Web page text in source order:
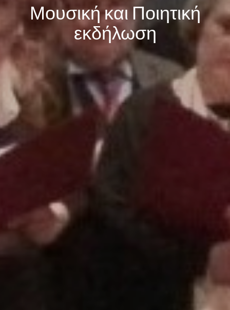
Μουσική και Ποιητική
εκδήλωση